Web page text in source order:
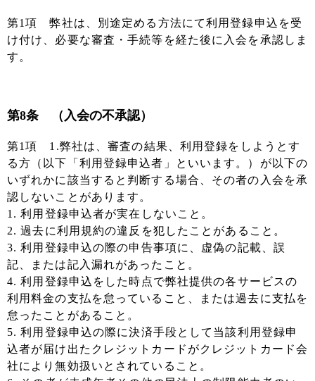
第1項 弊社は、別途定める方法にて利用登録申込を受
け付け、必要な審査・手続等を経た後に入会を承認しま
す。
第8条 （入会の不承認）
第1項 1.弊社は、審査の結果、利用登録をしようとす
る方（以下「利用登録申込者」といいます。）が以下の
いずれかに該当すると判断する場合、その者の入会を承
認しないことがあります。
1. 利用登録申込者が実在しないこと。
2. 過去に利用規約の違反を犯したことがあること。
3. 利用登録申込の際の申告事項に、虚偽の記載、誤
記、または記入漏れがあったこと。
4. 利用登録申込をした時点で弊社提供の各サービスの
利用料金の支払を怠っていること、または過去に支払を
怠ったことがあること。
5. 利用登録申込の際に決済手段として当該利用登録申
込者が届け出たクレジットカードがクレジットカード会
社により無効扱いとされていること。